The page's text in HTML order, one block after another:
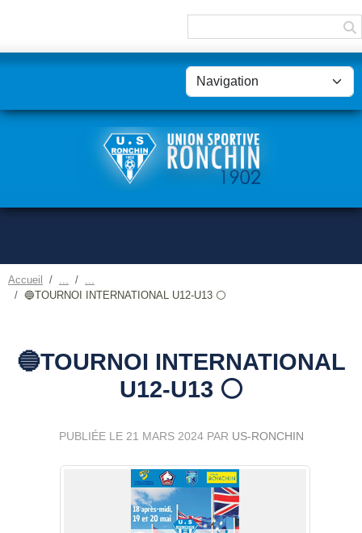
Accueil
🔵TOURNOI INTERNATIONAL U12-U13 ⚪
🔵TOURNOI INTERNATIONAL
U12-U13 ⚪
PUBLIÉE LE 21 MARS 2024PAR US-RONCHIN